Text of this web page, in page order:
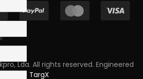
Lda. All rights reserved. Engineered
by TargX